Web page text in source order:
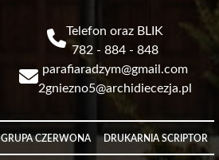
Telefon oraz BLIK
782 - 884 - 848
parafiaradzym@gmail.com
2gniezno5@archidiecezja.pl
GRUPA CZERWONA DRUKARNIA SCRIPTOR